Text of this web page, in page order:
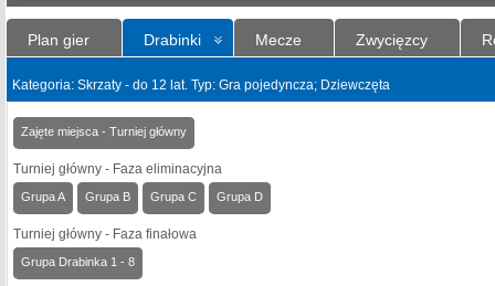
Plan gier Drabinki Mecze Zwycięzcy
Kategoria: Skrzaty - do 12 lat. Typ: Gra pojedyncza; Dziewczęta
Zajęte miejsca - Turniej główny
Turniej główny - Faza eliminacyjna
Grupa A Grupa B Grupa C Grupa D
Turniej główny - Faza finałowa
Grupa Drabinka 1 - 8